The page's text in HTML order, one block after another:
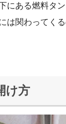
にある燃料タ
は関わってく
け方